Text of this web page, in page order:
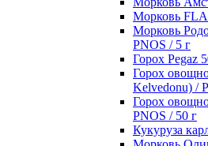
Морковь
Морковь
PNOS / 5 г
Горох Pegaz
Горох
Kelvedonu) /
Горох
PNOS / 50 г
Кукуруза